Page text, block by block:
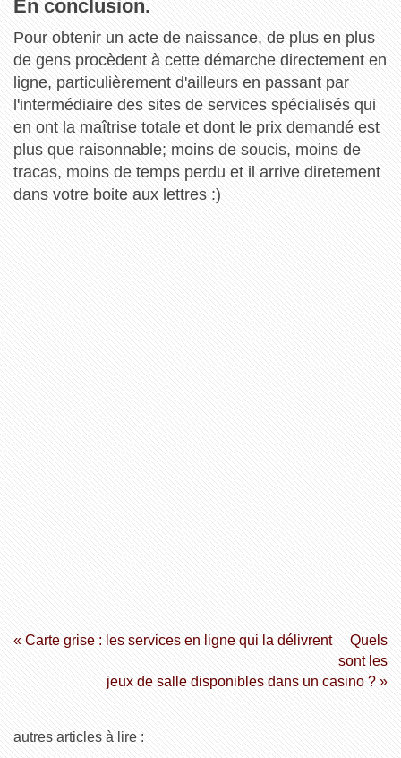
En conclusion.
Pour obtenir un acte de naissance, de plus en plus
de gens procèdent à cette démarche directement en
ligne, particulièrement d'ailleurs en passant par
l'intermédiaire des sites de services spécialisés qui
en ont la maîtrise totale et dont le prix demandé est
plus que raisonnable; moins de soucis, moins de
tracas, moins de temps perdu et il arrive diretement
dans votre boite aux lettres :)
« Carte grise : les services en ligne qui la délivrent
Quels
sont les
jeux de salle disponibles dans un casino ? »
autres articles à lire :